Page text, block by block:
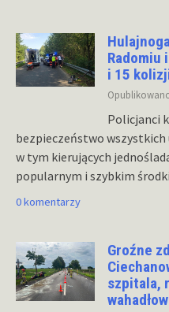
Radomiu
i 15
Policjanci
bezpieczeństwo
w tym kierujących
popularnym i szybkim
0 komentarzy
Groźne
szpitala,